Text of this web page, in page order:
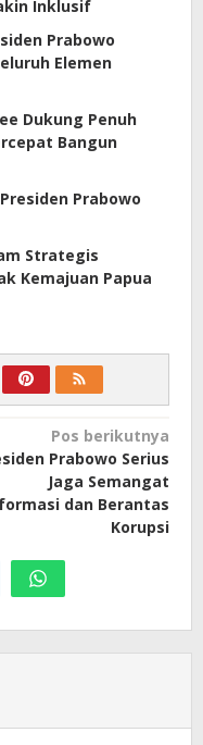
Inklusif
Prabowo
Elemen
Dukung Penuh
Bangun
Prabowo
Strategis
Kemajuan Papua
Pos berikutnya
Prabowo Serius
Jaga Semangat
dan Berantas
Korupsi